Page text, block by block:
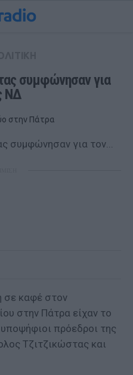
συμφώνησαν για
ΝΔ
στην Πάτρα
σε καφέ στον
στην Πάτρα είχαν το
πρόεδροι της
Τζιτζικώστας και